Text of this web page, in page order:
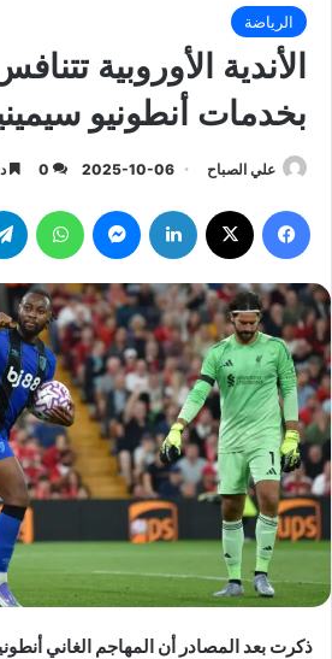
الرياضة
الأندية الأوروبية
بخدمات أنطونيو
علي الصباح 2025-10-06
0
ذكرت بعد المصادر أن المهاجم الغاني